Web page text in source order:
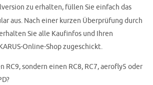
zu erhalten, füllen Sie einfach das
aus. Nach einer kurzen Überprüfung durch
Sie alle Kaufinfos und Ihren
Online-Shop zugeschickt.
RC9, sondern einen RC8, RC7, aerofly5 oder